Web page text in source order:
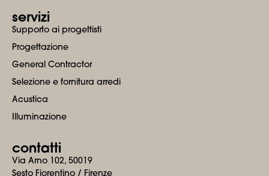
servizi
Supporto ai progettisti
Progettazione
General Contractor
Selezione e fornitura arredi
Acustica
Illuminazione
contatti
Via Arno 102, 50019
Sesto Fiorentino / Firenze